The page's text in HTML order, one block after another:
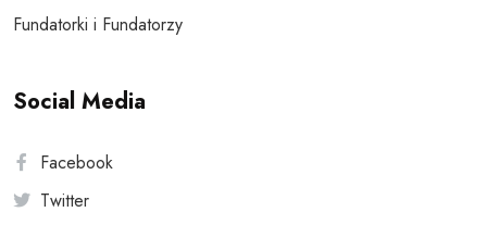
Fundatorki i Fundatorzy
Social Media
Facebook
Twitter